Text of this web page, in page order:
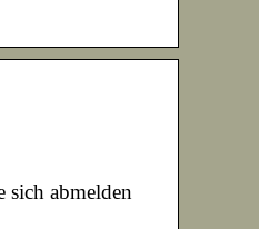
sich abmelden